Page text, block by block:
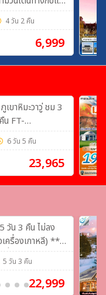
4 วัน 2 คืน
6,999
เขาหิมะวาวู่ ชม 3
น FT-
6 วัน 5 คืน
23,965
วัน 3 คืน ไม่ลง
ครื่องเกาหลี) **
ที่นั่งว่างกับแอดมิน
5 วัน 3 คืน
22,999